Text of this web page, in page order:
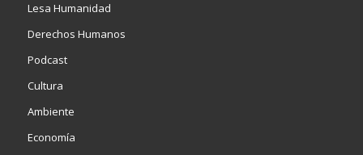
Lesa Humanidad
Derechos Humanos
Podcast
Cultura
Ambiente
Economía